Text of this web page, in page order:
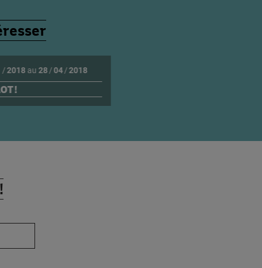
!
/2018 au 28/04/2018